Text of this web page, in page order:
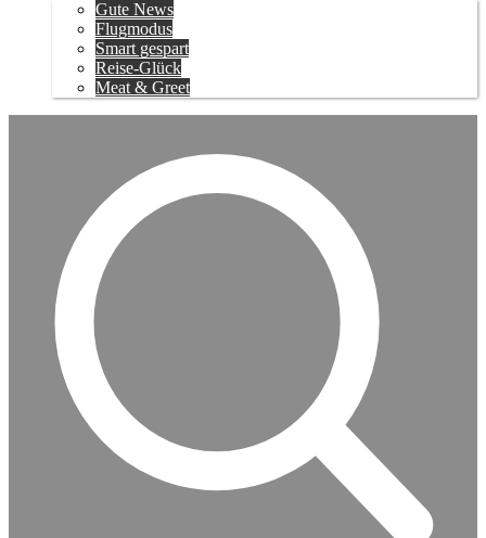
Gute News
Flugmodus
Smart gespart
Reise-Glück
Meat & Greet